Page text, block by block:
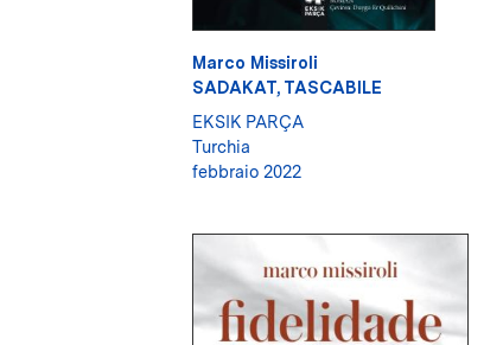
Marco Missiroli
SADAKAT, TASCABILE
EKSIK PARÇA
Turchia
febbraio 2022